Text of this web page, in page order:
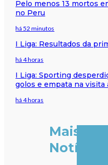
Pelo menos 13 mortos
no Peru
há 52 minutos
I Liga: Resultados da
há 4 horas
I Liga: Sporting
golos e empata na visita
há 4 horas
Mais
Notícias